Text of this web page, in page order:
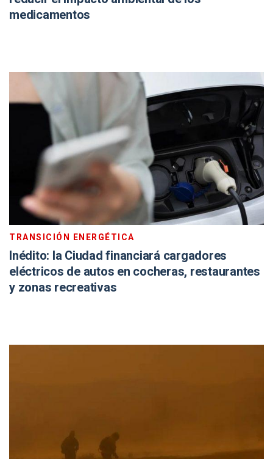
medicamentos
TRANSICIÓN ENERGÉTICA
Inédito: la Ciudad financiará cargadores
eléctricos de autos en cocheras, restaurantes
y zonas recreativas